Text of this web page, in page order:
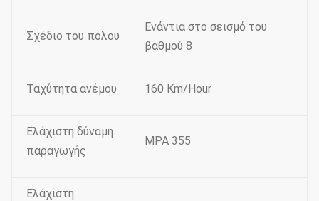
Σχέδιο του πόλου
Ενάντια στο σεισμό του
βαθμού 8
Ταχύτητα ανέμου 160 Km/Hour
Ελάχιστη δύναμη
παραγωγής
MPA 355
Ελάχιστη